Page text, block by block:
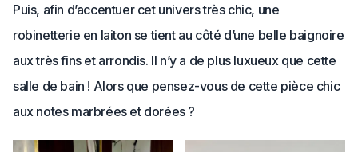
Puis, afin d’accentuer cet univers très chic, une
robinetterie en laiton se tient au côté d’une belle baignoire
aux très fins et arrondis. Il n’y a de plus luxueux que cette
salle de bain ! Alors que pensez-vous de cette pièce chic
aux notes marbrées et dorées ?